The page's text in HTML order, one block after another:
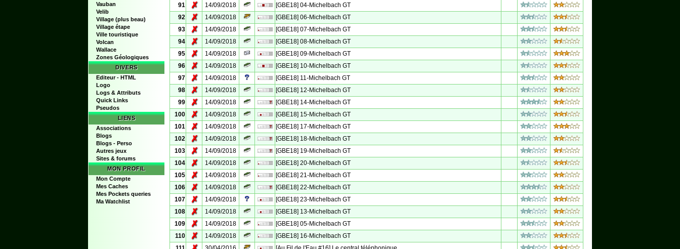
Vauban
Velib
Village (plus beau)
Village étape
Ville touristique
Volcan
Wallace
Zones Géologiques
DIVERS
Editeur - HTML
Logo
Logs & Attributs
Quick Links
Pseudos
LIENS
Associations
Blogs
Blogs - Perso
Autres jeux
Sites & forums
MON PROFIL
Mon Compte
Mes Caches
Mes Pockets queries
Ma Watchlist
91
✗ 14/09/2018
[GBE18] 04-Michelbach GT
92
✗ 14/09/2018
[GBE18] 06-Michelbach GT
93
✗ 14/09/2018
[GBE18] 07-Michelbach GT
94
✗ 14/09/2018
[GBE18] 08-Michelbach GT
95
✗ 14/09/2018
[GBE18] 09-Michelbach GT
96
✗ 14/09/2018
[GBE18] 10-Michelbach GT
97
✗ 14/09/2018
[GBE18] 11-Michelbach GT
98
✗ 14/09/2018
[GBE18] 12-Michelbach GT
99
✗ 14/09/2018
[GBE18] 14-Michelbach GT
100
✗ 14/09/2018
[GBE18] 15-Michelbach GT
101
✗ 14/09/2018
[GBE18] 17-Michelbach GT
102
✗ 14/09/2018
[GBE18] 18-Michelbach GT
103
✗ 14/09/2018
[GBE18] 19-Michelbach GT
104
✗ 14/09/2018
[GBE18] 20-Michelbach GT
105
✗ 14/09/2018
[GBE18] 21-Michelbach GT
106
✗ 14/09/2018
[GBE18] 22-Michelbach GT
107
✗ 14/09/2018
[GBE18] 23-Michelbach GT
108
✗ 14/09/2018
[GBE18] 13-Michelbach GT
109
✗ 14/09/2018
[GBE18] 05-Michelbach GT
110
✗ 14/09/2018
[GBE18] 16-Michelbach GT